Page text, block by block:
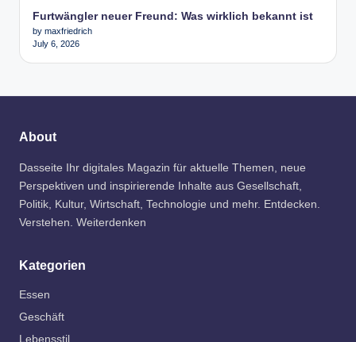
Furtwängler neuer Freund: Was wirklich bekannt ist
by maxfriedrich
July 6, 2026
About
Dasseite Ihr digitales Magazin für aktuelle Themen, neue
Perspektiven und inspirierende Inhalte aus Gesellschaft,
Politik, Kultur, Wirtschaft, Technologie und mehr. Entdecken.
Verstehen. Weiterdenken
Kategorien
Essen
Geschäft
Lebensstil